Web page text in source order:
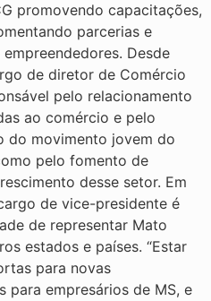
promovendo capacitações,
parcerias e
Desde
de diretor de Comércio
pelo relacionamento
ao comércio e pelo
do movimento jovem do
pelo fomento de
desse setor. Em
de vice-presidente é
de representar Mato
estados e países. “Estar
para novas
para empresários de MS, e